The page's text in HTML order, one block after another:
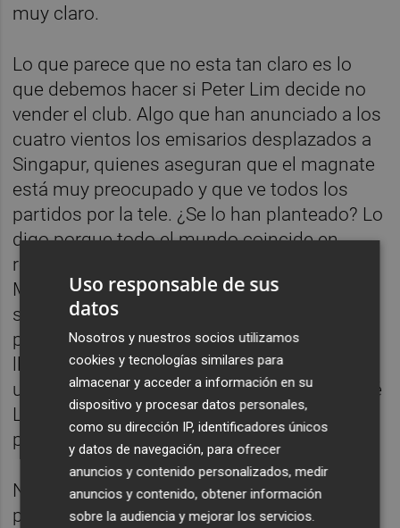
muy claro.
Lo que parece que no esta tan claro es lo
que debemos hacer si Peter Lim decide no
vender el club. Algo que han anunciado a los
cuatro vientos los emisarios desplazados a
Singapur, quienes aseguran que el magnate
está muy preocupado y que ve todos los
partidos por la tele. ¿Se lo han planteado? Lo
digo porque todo el mundo coincide en
responsabilizar a Lim de los males de
Mestalla y apuntan a su salida como única
solución para salir de la crisis. Pero el tipo
parece que no se larga y que nadie tiene la
llave para su salida. O si la tiene, no quiere
usarla. Me da que todavía nadie sabe porqué
Lim compró el Valencia. Y lo que es aún
peor: porqué motivo no quiere venderlo.
Nadie sabe a ciencia cierta cuales son los
planes de Peter Lim para Mestalla. Nadie
Uso responsable de sus
datos
Nosotros y nuestros socios utilizamos
cookies y tecnologías similares para
almacenar y acceder a información en su
dispositivo y procesar datos personales,
como su dirección IP, identificadores únicos
y datos de navegación, para ofrecer
anuncios y contenido personalizados, medir
anuncios y contenido, obtener información
sobre la audiencia y mejorar los servicios.